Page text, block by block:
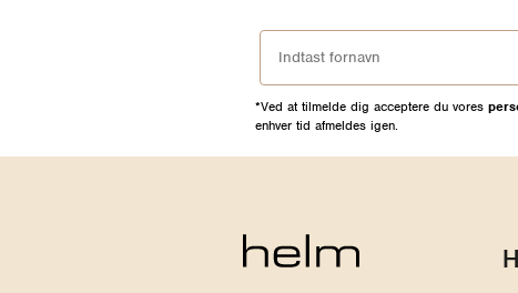
*Ved at tilmelde dig acceptere du vores
enhver tid afmeldes igen.